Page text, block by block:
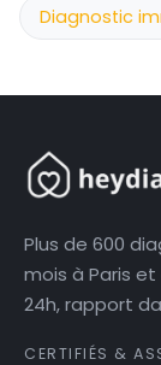
Diagnostic
Plus de 600
mois à Paris
24h, rapport
CERTIFIÉS &